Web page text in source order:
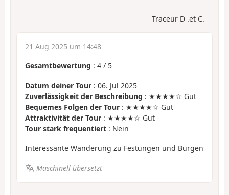
Traceur D .et C.
21 Aug 2025 um 14:48
Gesamtbewertung : 4 / 5
Datum deiner Tour : 06. Jul 2025
Zuverlässigkeit der Beschreibung : ★★★★☆ Gut
Bequemes Folgen der Tour : ★★★★☆ Gut
Attraktivität der Tour : ★★★★☆ Gut
Tour stark frequentiert : Nein
Interessante Wanderung zu Festungen und Burgen
Maschinell übersetzt